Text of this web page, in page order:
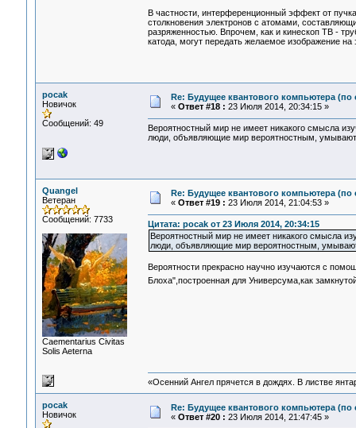
В частности, интерференционный эффект от
столкновения электронов с атомами,
разряженностью. Впрочем, как и кинескоп ТВ -
катода, могут передать желаемое изображение на
pocak
Новичок
Сообщений: 49
Re: Будущее квантового компьютера (по
« Ответ #18 : 23 Июля 2014, 20:34:15 »
Вероятностный мир не имеет никакого смысла
люди, объявляющие мир вероятностным,
Quangel
Ветеран
Сообщений: 7733
Сaementarius Civitas
Solis Aeterna
Re: Будущее квантового компьютера (по
« Ответ #19 : 23 Июля 2014, 21:04:53 »
Цитата: pocak от 23 Июля 2014, 20:34:15
Вероятностный мир не имеет никакого смысла
люди, объявляющие мир вероятностным,
Вероятности прекрасно научно изучаются с
Блоха",построенная для Универсума,как
«Осенний Ангел прячется в дождях. В листве
pocak
Новичок
Re: Будущее квантового компьютера (по
« Ответ #20 : 23 Июля 2014, 21:47:45 »